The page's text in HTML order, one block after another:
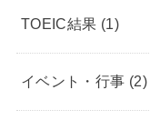
TOEIC結果 (1)
イベント・行事 (2)